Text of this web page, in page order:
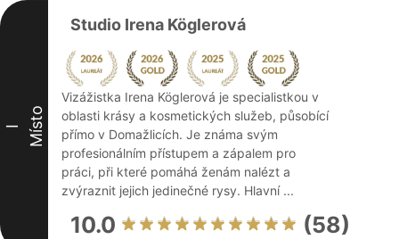
I Místo
Studio Irena Köglerová
Vizážistka Irena Köglerová je specialistkou v
oblasti krásy a kosmetických služeb, působící
přímo v Domažlicích. Je známa svým
profesionálním přístupem a zápalem pro
práci, při které pomáhá ženám nalézt a
zvýraznit jejich jedinečné rysy. Hlavní ...
10.0 (58)